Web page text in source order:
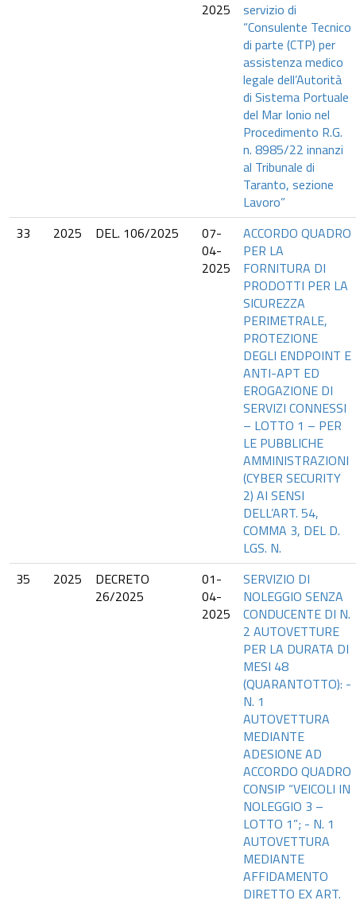
2025
servizio di
“Consulente Tecnico
di parte (CTP) per
assistenza medico
legale dell’Autorità
di Sistema Portuale
del Mar Ionio nel
Procedimento R.G.
n. 8985/22 innanzi
al Tribunale di
Taranto, sezione
Lavoro”
33
2025 DEL. 106/2025
07-
04-
2025
ACCORDO QUADRO
PER LA
FORNITURA DI
PRODOTTI PER LA
SICUREZZA
PERIMETRALE,
PROTEZIONE
DEGLI ENDPOINT E
ANTI-APT ED
EROGAZIONE DI
SERVIZI CONNESSI
– LOTTO 1 – PER
LE PUBBLICHE
AMMINISTRAZIONI
(CYBER SECURITY
2) AI SENSI
DELL’ART. 54,
COMMA 3, DEL D.
LGS. N.
35
2025
DECRETO
26/2025
01-
04-
2025
SERVIZIO DI
NOLEGGIO SENZA
CONDUCENTE DI N.
2 AUTOVETTURE
PER LA DURATA DI
MESI 48
(QUARANTOTTO): -
N. 1
AUTOVETTURA
MEDIANTE
ADESIONE AD
ACCORDO QUADRO
CONSIP “VEICOLI IN
NOLEGGIO 3 –
LOTTO 1”; - N. 1
AUTOVETTURA
MEDIANTE
AFFIDAMENTO
DIRETTO EX ART.